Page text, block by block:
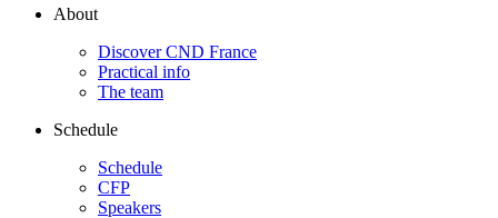
About
Discover CND France
Practical info
The team
Schedule
Schedule
CFP
Speakers